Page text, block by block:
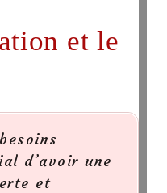
et le
d’avoir une
et